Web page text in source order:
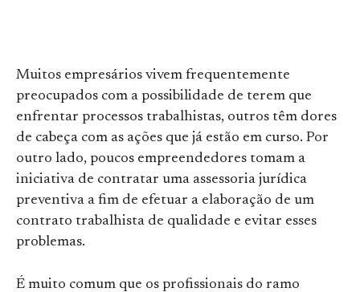
Muitos empresários vivem frequentemente
preocupados com a possibilidade de terem que
enfrentar processos trabalhistas, outros têm dores
de cabeça com as ações que já estão em curso. Por
outro lado, poucos empreendedores tomam a
iniciativa de contratar uma assessoria jurídica
preventiva a fim de efetuar a elaboração de um
contrato trabalhista de qualidade e evitar esses
problemas.
É muito comum que os profissionais do ramo